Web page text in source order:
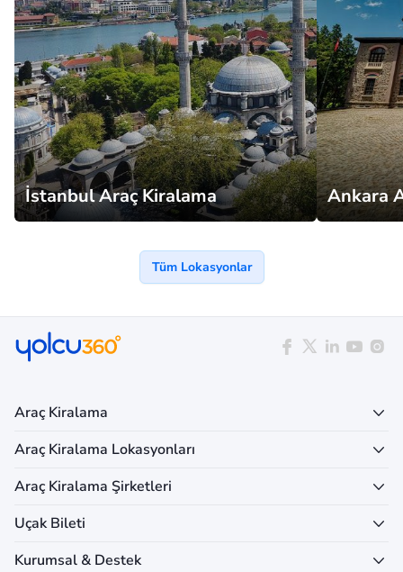
İstanbul Araç Kiralama Ankara
Tüm Lokasyonlar
Araç Kiralama
Araç Kiralama Lokasyonları
Araç Kiralama Şirketleri
Uçak Bileti
Kurumsal & Destek